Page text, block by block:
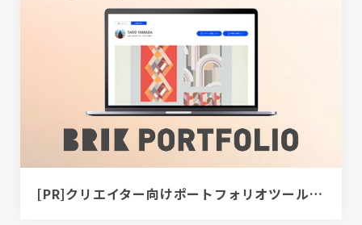
[PR]クリエイター向けポートフォリオツール｜BRIK PORTFOLIO